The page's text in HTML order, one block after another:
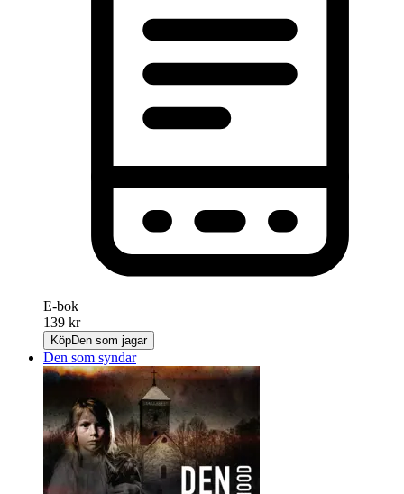
E-bok
139 kr
KöpDen som jagar
Den som syndar